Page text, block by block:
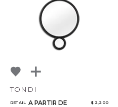
TONDI
RETAIL A PARTIR DE $ 2,200